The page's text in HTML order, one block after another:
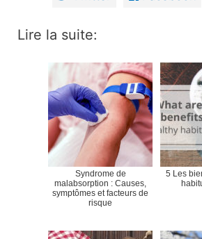
Lire la suite:
Syndrome de
malabsorption : Causes,
symptômes et facteurs de
risque
5 Les